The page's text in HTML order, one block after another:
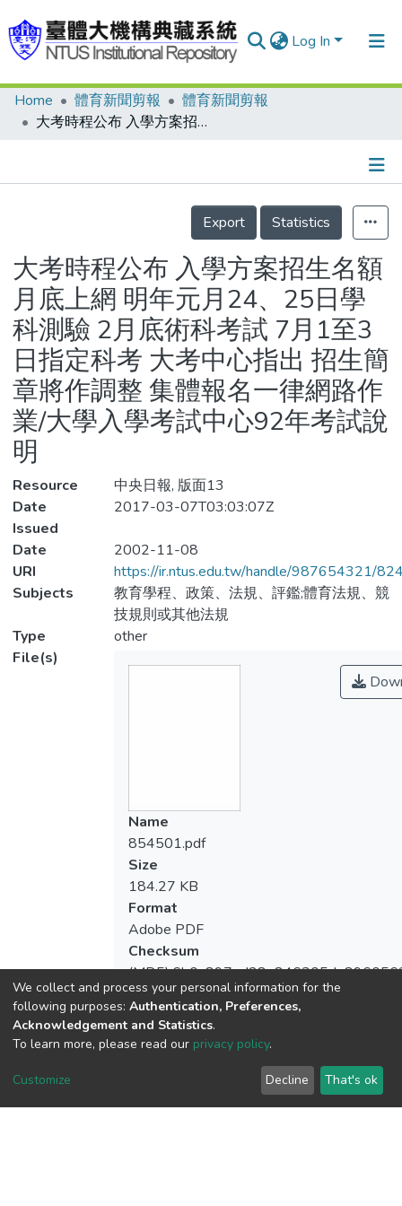
Log In
Communities & Collections
Statistics
Home 體育新聞剪報
體育新聞剪報
大考時程公布 入學方案招生名額 月底上網 明年元月24、25日學科測驗 2月底術科考試 7月1至3日指定科考 大考中心指出 招生簡章將作調整 集體報名一律網路作業/大學入學考試中心92年考試說明
Details
Export
Statistics
大考時程公布 入學方案招生名額
月底上網 明年元月24、25日學
科測驗 2月底術科考試 7月1至3
日指定科考 大考中心指出 招生簡
章將作調整 集體報名一律網路作
業/大學入學考試中心92年考試說
明
Resource
中央日報, 版面13
Date
Issued
2017-03-07T03:03:07Z
Date
2002-11-08
URI
https://ir.ntus.edu.tw/handle/987654321/
Subjects
教育學程、政策、法規、評鑑;體育法規、競
技規則或其他法規
Type
other
File(s)
Name
854501.pdf
Size
184.27 KB
Format
Adobe PDF
Checksum
View metrics
We collect and process your personal information for the
following purposes: Authentication, Preferences,
Acknowledgement and Statistics.
To learn more, please read our privacy policy.
Customize Decline That's ok